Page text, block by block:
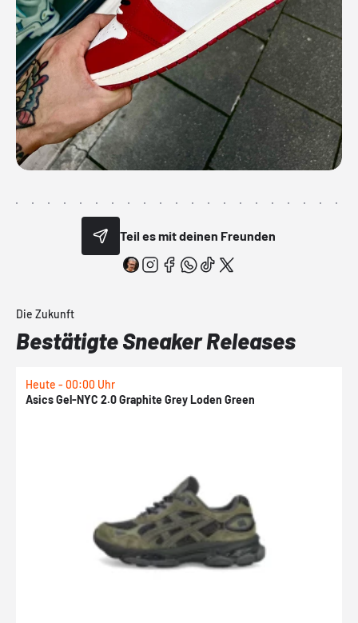
Teil es mit deinen Freunden
Die Zukunft
Bestätigte Sneaker Releases
Heute - 00:00 Uhr
Asics Gel-NYC 2.0 Graphite Grey Loden Green